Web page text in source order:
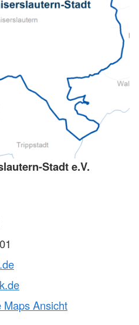
Stadt e.V.
Maps Ansicht